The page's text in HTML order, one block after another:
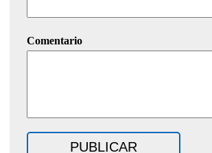
Comentario